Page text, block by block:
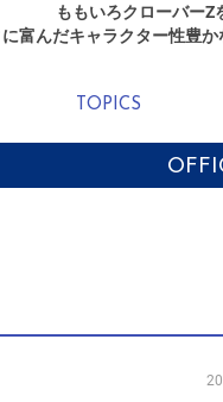
ももいろクローバー
富んだキャラクター性豊
TOPICS